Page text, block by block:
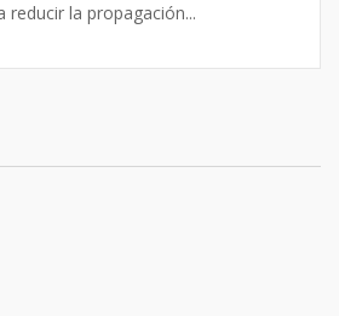
reducir la propagación...